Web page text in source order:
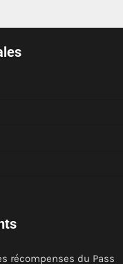
récompenses du Pass